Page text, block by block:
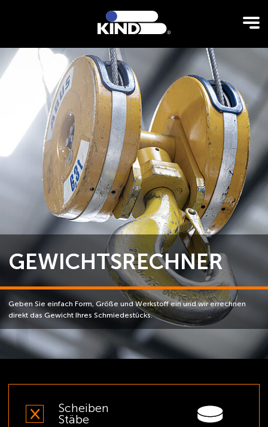
GEWICHTSRECHNER
Geben Sie einfach Form, Größe und Werkstoff ein und wir errechnen
direkt das Gewicht Ihres Schmiedestücks.
Scheiben
Stäbe